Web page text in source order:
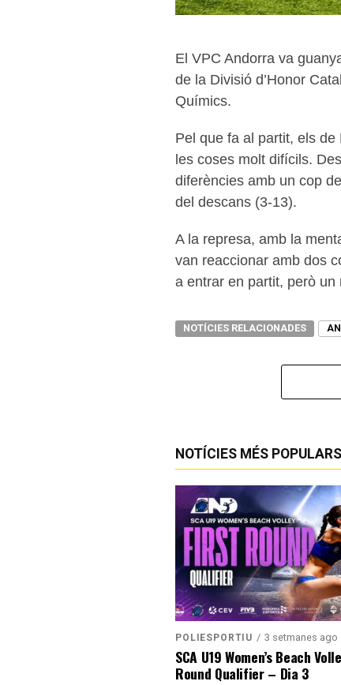
El VPC Andorra va
de la Divisió d’Honor
Químics.
Pel que fa al partit, els de
les coses molt difícils.
diferències amb un cop
del descans (3-13).
A la represa, amb la
van reaccionar amb dos
a entrar en partit, però
NOTÍCIES RELACIONADES
NOTÍCIES MÉS POPULARS
POLIESPORTIU 3 setmanes ago
SCA U19 Women’s Beach
Round Qualifier – Dia 3